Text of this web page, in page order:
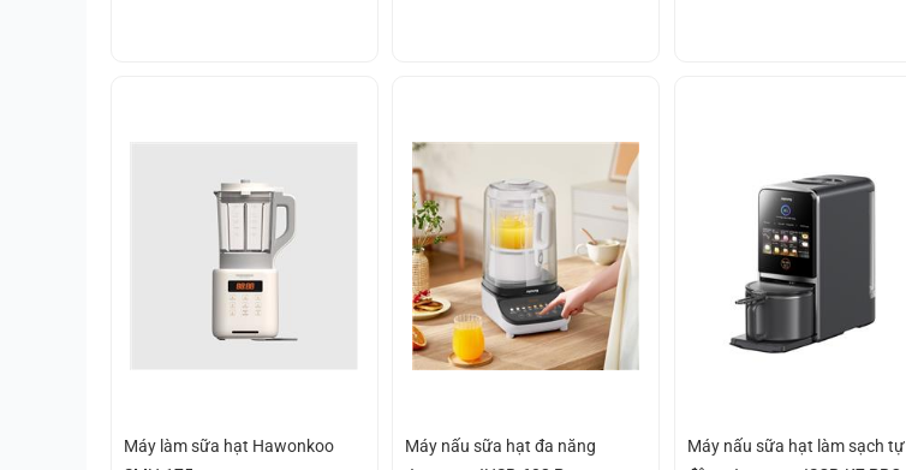
Máy làm sữa hạt Hawonkoo
Máy nấu sữa hạt đa năng
Máy nấu sữa hạt làm sạch tự